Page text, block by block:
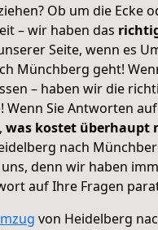
Ob um die Ecke
– wir haben das
Seite, wenn es
Münchberg geht!
– haben wir die
Wenn Sie Antworten
was kostet überhaupt
nach
denn wir haben
auf Ihre Fragen
von Heidelberg